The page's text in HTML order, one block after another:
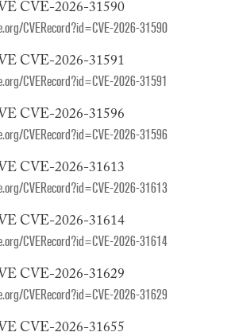
CVE-2026-31590
CVERecord?id=CVE-2026-31590
CVE-2026-31591
CVERecord?id=CVE-2026-31591
CVE-2026-31596
CVERecord?id=CVE-2026-31596
CVE-2026-31613
CVERecord?id=CVE-2026-31613
CVE-2026-31614
CVERecord?id=CVE-2026-31614
CVE-2026-31629
CVERecord?id=CVE-2026-31629
CVE-2026-31655